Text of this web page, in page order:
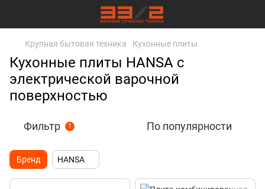
Крупная бытовая техника Кухонные плиты
Кухонные плиты HANSA с
электрической варочной
поверхностью
Фильтр 1 По популярности
Бренд HANSA